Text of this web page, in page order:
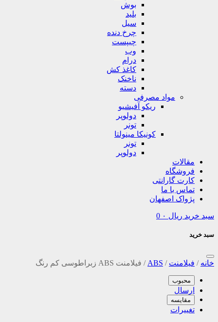
بوش
بلید
سیل
چرخ دنده
چیپست
وب
درام
کاغذ کش
ناخنک
دسته
مواد مصرفی
ریکو آفیشیو
دولوپر
تونر
کونیکا مینولتا
تونر
دولوپر
مقالات
فروشگاه
کارت گارانتی
تماس با ما
پژواک اصفهان
سبد خرید ریال 0
سبد خرید
خانه / فیلامنت /
ABS
/ فیلامنت ABS زبراطوسی کم رنگ
محبوب
ارسال
مقایسه
تغییرات